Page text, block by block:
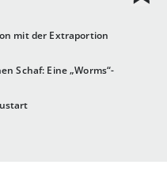
mit der Extraportion
Schaf: Eine „Worms“-